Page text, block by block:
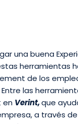
una buena
herramientas
de los
las
en Verint,que
a través